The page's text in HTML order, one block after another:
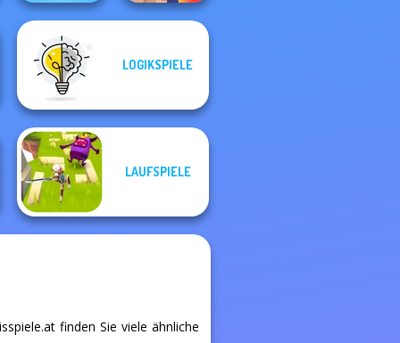
Shape-shifting
Noob: Zombie
LOGIKSPIELE
LAUFSPIELE
finden Sie viele ähnliche